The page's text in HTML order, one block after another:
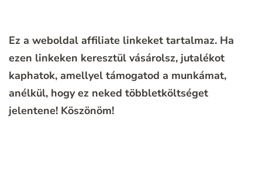
Ez a weboldal affiliate linkeket tartalmaz. Ha
ezen linkeken keresztül vásárolsz, jutalékot
kaphatok, amellyel támogatod a munkámat,
anélkül, hogy ez neked többletköltséget
jelentene! Köszönöm!